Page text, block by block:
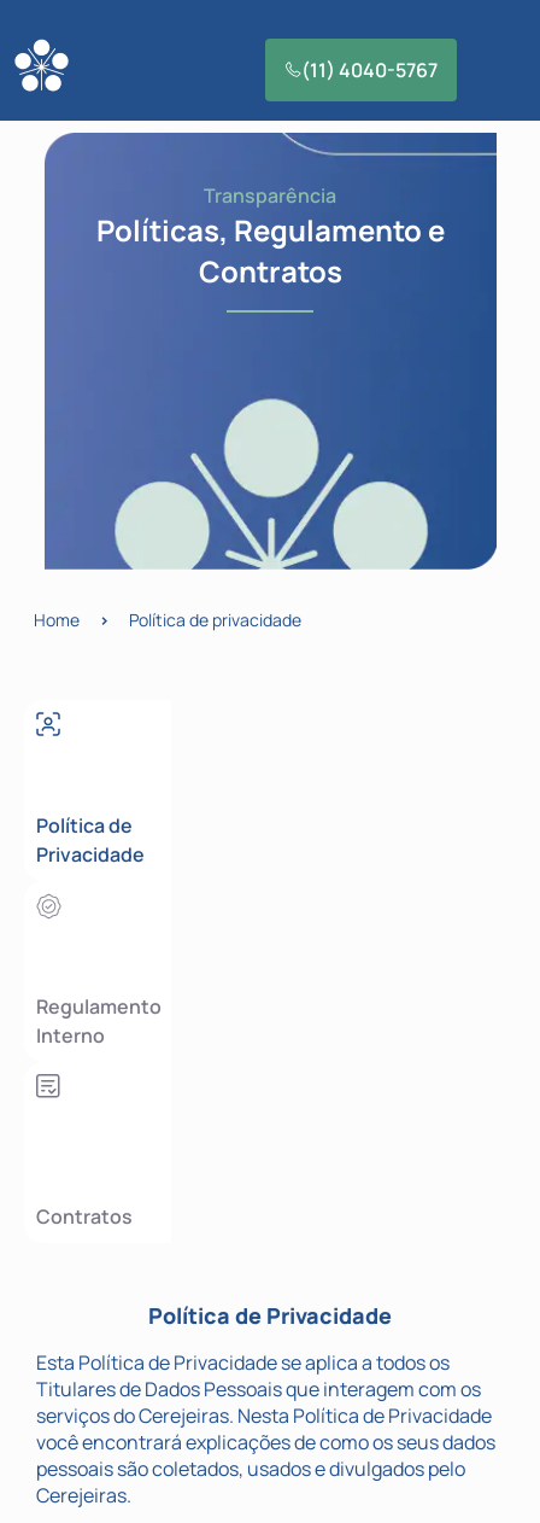
(11) 4040-5767
Transparência
Políticas, Regulamento e
Contratos
Home > Política de privacidade
Política de
Privacidade
Regulamento
Interno
Contratos
Política de Privacidade
Esta Política de Privacidade se aplica a todos os
Titulares de Dados Pessoais que interagem com os
serviços do Cerejeiras. Nesta Política de Privacidade
você encontrará explicações de como os seus dados
pessoais são coletados, usados e divulgados pelo
Cerejeiras.